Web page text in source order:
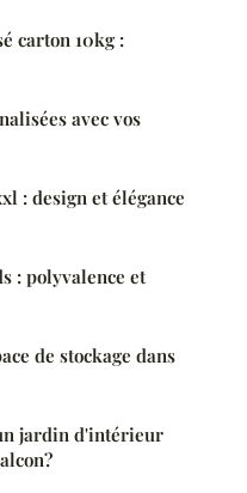
carton 10kg :
avec vos
: design et élégance
: polyvalence et
de stockage dans
jardin d'intérieur